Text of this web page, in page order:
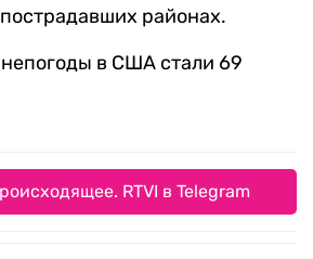
районах.
в США стали 69
RTVI в Telegram